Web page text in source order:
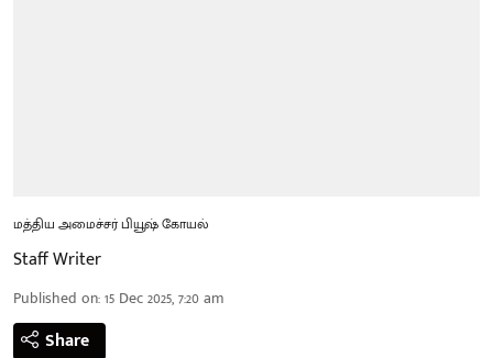
மத்திய அமைச்சர் பியூஷ் கோயல்
Staff Writer
Published on:15 Dec 2025, 7:20 am
Share